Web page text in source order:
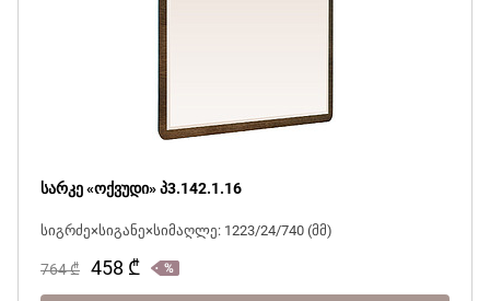
სარკე «ოქვუდი» პ3.142.1.16
სიგრძე×სიგანე×სიმაღლე: 1223/24/740 (მმ)
764₾ 458 ₾